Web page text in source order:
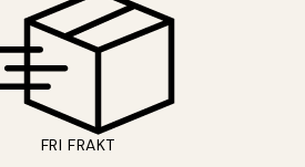
FRI FRAKT